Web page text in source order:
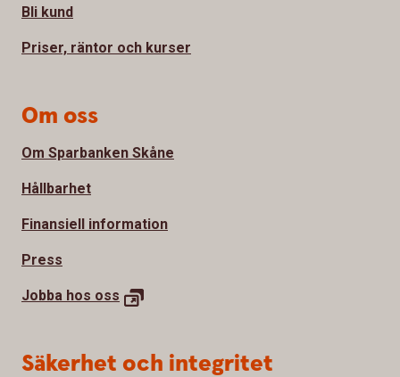
Bli kund
Priser, räntor och kurser
Om oss
Om Sparbanken Skåne
Hållbarhet
Finansiell information
Press
Jobba hos oss
Säkerhet och integritet